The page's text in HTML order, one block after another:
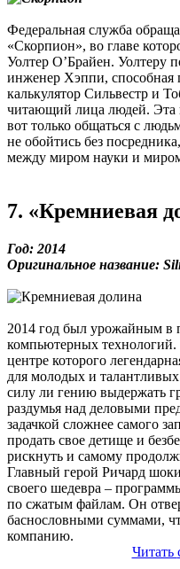
Федеральная служба
«Скорпион», во главе
Уолтер О’Брайен. Уолтеру
инженер Хэппи, способная
калькулятор Сильвестр и
читающий лица людей. Эта
вот только общаться с
не обойтись без
между миром науки и
7. «Кремниевая
Год: 2014
Оригинальное название:
2014 год был урожайным в
компьютерных
центре которого
для молодых и
силу ли гению выдержать
раздумья над деловыми
задачкой сложнее самого
продать свое детище и
рискнуть и самому
Главный герой Ричард
своего шедевра –
по сжатым файлам. Он
баснословными суммами,
компанию.
Читать